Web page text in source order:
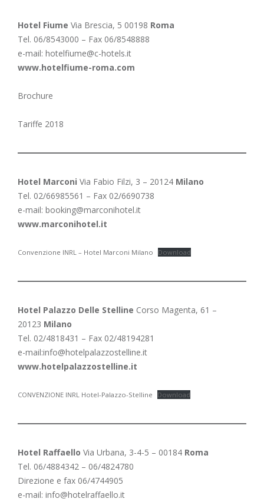
Hotel Fiume Via Brescia, 5 00198 Roma
Tel. 06/8543000 – Fax 06/8548888
e-mail: hotelfiume@c-hotels.it
www.hotelfiume-roma.com
Brochure
Tariffe 2018
Hotel Marconi Via Fabio Filzi, 3 – 20124 Milano
Tel. 02/66985561 – Fax 02/6690738
e-mail: booking@marconihotel.it
www.marconihotel.it
Convenzione INRL – Hotel Marconi Milano Download
Hotel Palazzo Delle Stelline Corso Magenta, 61 –
20123 Milano
Tel. 02/4818431 – Fax 02/48194281
e-mail:info@hotelpalazzostelline.it
www.hotelpalazzostelline.it
CONVENZIONE INRL Hotel-Palazzo-Stelline Download
Hotel Raffaello Via Urbana, 3-4-5 – 00184 Roma
Tel. 06/4884342 – 06/4824780
Direzione e fax 06/4744905
e-mail: info@hotelraffaello.it